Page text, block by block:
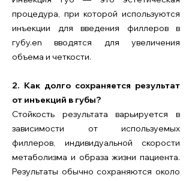
процедура, при которой используются
инъекции для введения филлеров в
губу.en вводятся для увеличения
объема и четкости.
2. Как долго сохраняется результат
от инъекций в губы?
Стойкость результата варьируется в
зависимости от используемых
филлеров, индивидуальной скорости
метаболизма и образа жизни пациента.
Результаты обычно сохраняются около